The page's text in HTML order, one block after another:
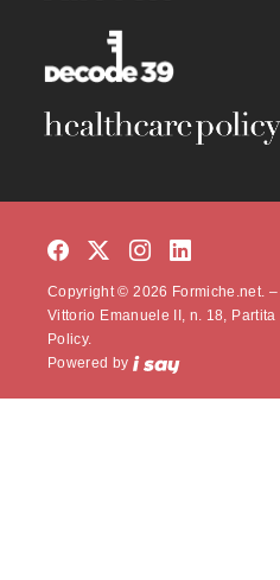
Copyright © 2026 Formiche.net.
Vittorio Emanuele II, n. 18, Partita
Policy.
Powered by